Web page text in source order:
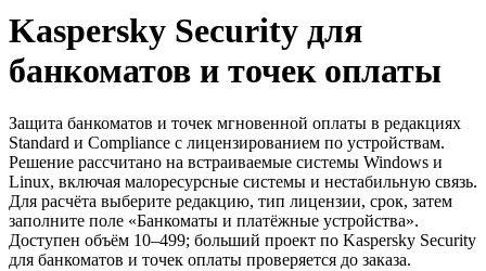
Kaspersky Security для
банкоматов и точек оплаты
Защита банкоматов и точек мгновенной оплаты в редакциях
Standard и Compliance с лицензированием по устройствам.
Решение рассчитано на встраиваемые системы Windows и
Linux, включая малоресурсные системы и нестабильную связь.
Для расчёта выберите редакцию, тип лицензии, срок, затем
заполните поле «Банкоматы и платёжные устройства».
Доступен объём 10–499; больший проект по Kaspersky Security
для банкоматов и точек оплаты проверяется до заказа.